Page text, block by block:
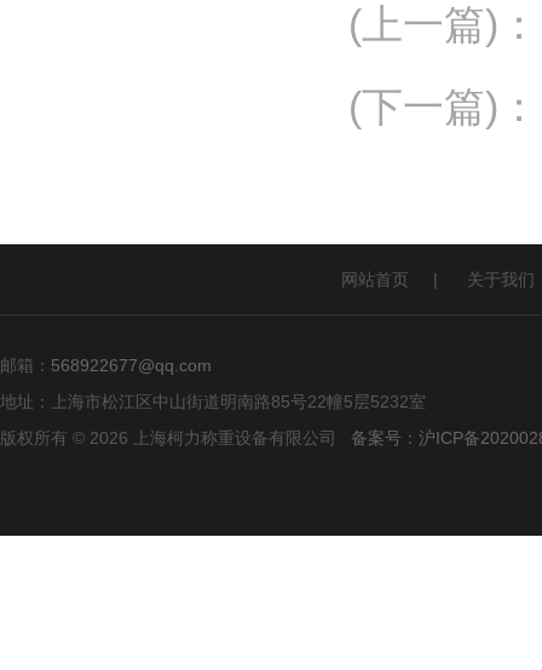
(上一篇) ：
(下一篇) ：
网站首页 | 关于我们
邮箱： 568922677@qq.com
地址：上海市松江区中山街道明南路85号22幢5层5232室
版权所有 © 2026 上海柯力称重设备有限公司 备案号：沪ICP备